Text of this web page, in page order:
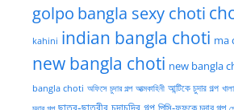
golpo bangla sexy choti
kahini indian bangla choti ma
new bangla choti new bangla
bangla choti অফিসে চুদার গল্প আত্মকাহিনী আন্টিকে চুদার গল্প
চুদার গল্প ছাত্র-ছাত্রীর চুদাচদির গল্প